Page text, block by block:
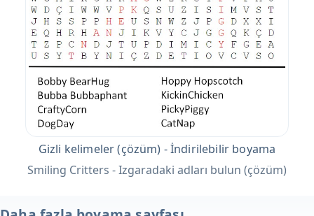
Gizli kelimeler (çözüm) - İndirilebilir boyama
Smiling Critters - Izgaradaki adları bulun (çözüm)